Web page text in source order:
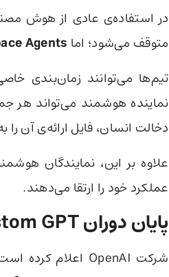
در استفاده‌ی عادی از هوش
متوقف می‌شود؛ اما
تیم‌ها می‌توانند زمان‌بندی
نماینده هوشمند می‌تواند هر
دخالت انسان، فایل ارائه‌ی آن را
علاوه بر این، نمایندگان
عملکرد خود را ارتقا می‌دهند.
پایان دوران Custom GPTها برای سازمان‌ها